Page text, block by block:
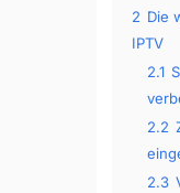
2 Die
IPTV
2.1
2.2
2.3